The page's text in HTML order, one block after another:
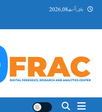
Skip ہفتہ, اگست 08, 2026
DFRAC_ORG